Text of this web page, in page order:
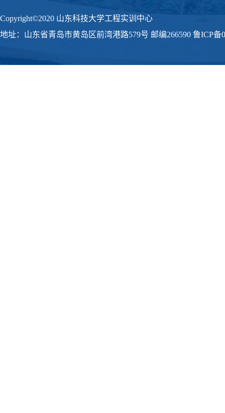
Copyright©2020 山东科技大学工程实训中心
地址：山东省青岛市黄岛区前湾港路579号 邮编266590 鲁ICP备